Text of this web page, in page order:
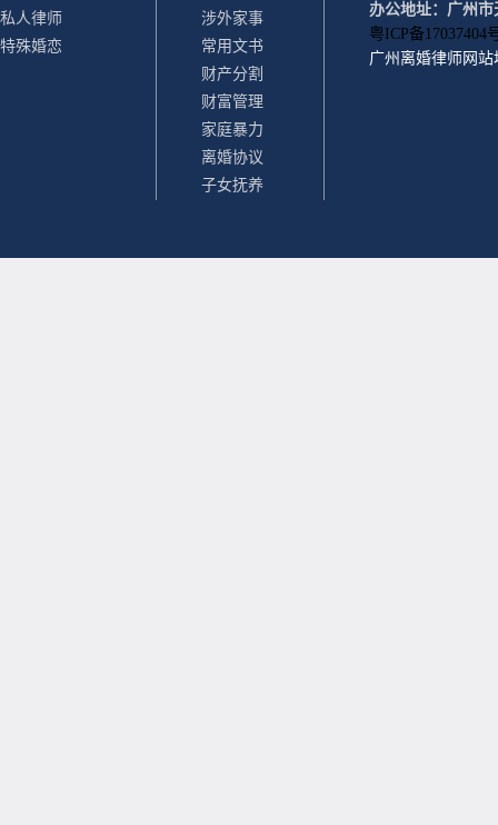
私人律师
特殊婚恋
涉外家事
常用文书
财产分割
财富管理
家庭暴力
离婚协议
子女抚养
办公地址：广州市
粤ICP备17037404
广州离婚律师 网站